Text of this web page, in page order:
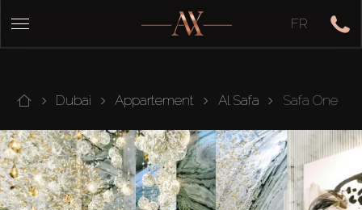
FR
Dubai Appartement Al Safa Safa One